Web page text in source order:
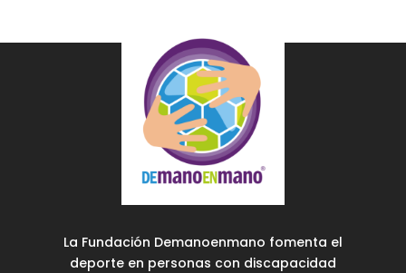
La Fundación Demanoenmano fomenta el
deporte en personas con discapacidad